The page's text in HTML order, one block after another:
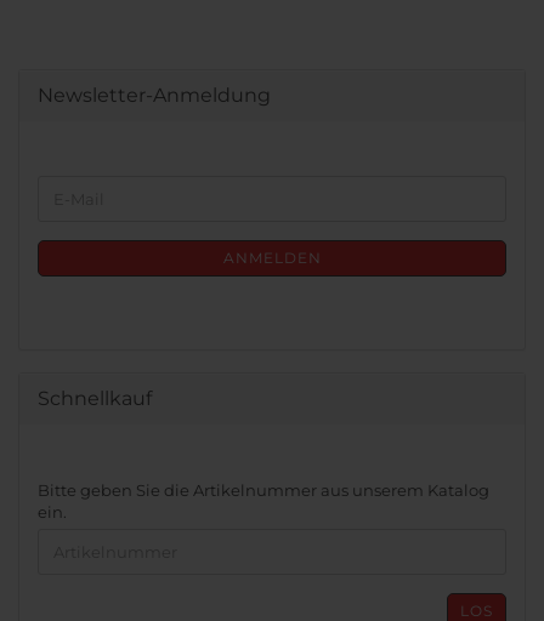
Newsletter-Anmeldung
ANMELDEN
Schnellkauf
BITTE
GEBEN
Bitte geben Sie die Artikelnummer aus unserem Katalog
ein.
LOS